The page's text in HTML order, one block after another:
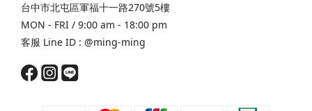
台中市北屯區軍福十一路270號5樓
MON - FRI / 9:00 am - 18:00 pm
客服 Line ID : @ming-ming